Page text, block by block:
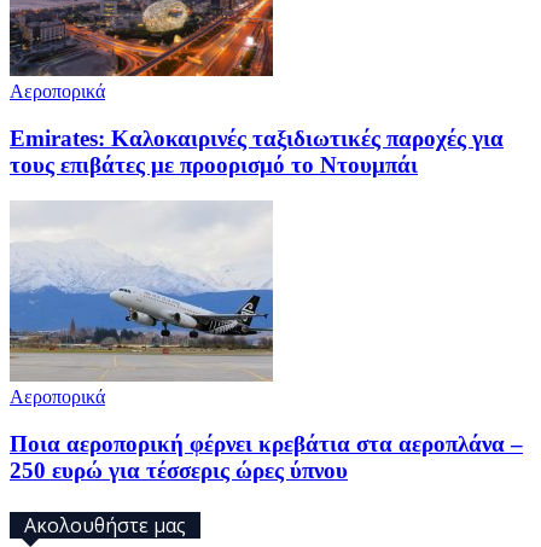
Αεροπορικά
Emirates: Καλοκαιρινές ταξιδιωτικές παροχές για
τους επιβάτες με προορισμό το Ντουμπάι
Αεροπορικά
Ποια αεροπορική φέρνει κρεβάτια στα αεροπλάνα –
250 ευρώ για τέσσερις ώρες ύπνου
Ακολουθήστε μας